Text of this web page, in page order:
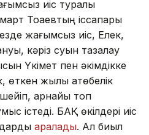
иіс туралы
Тоқаевтың іссапары
жағымсыз иіс, Елек,
кәріз суын тазалау
Үкімет пен әкімдікке
өткен жылы ақтөбелік
арнайы топ
істеді. БАҚ өкілдері иіс
аралады. Ал биыл